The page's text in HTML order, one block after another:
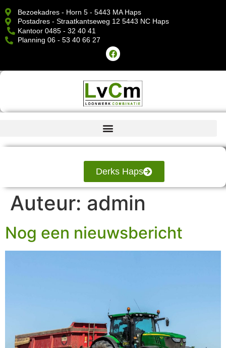
Bezoekadres - Horn 5 - 5443 MA Haps
Postadres - Straatkantseweg 12 5443 NC Haps
Kantoor 0485 - 32 40 41
Planning 06 - 53 40 66 27
Derks Haps
Auteur: admin
Nog een nieuwsbericht